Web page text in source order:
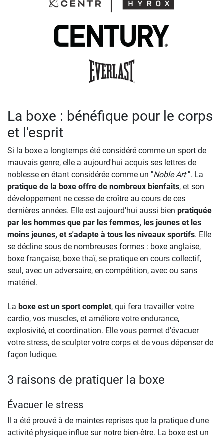
La boxe : bénéfique pour le corps
et l'esprit
Si la boxe a longtemps été considéré comme un sport de
mauvais genre, elle a aujourd'hui acquis ses lettres de
noblesse en étant considérée comme un "Noble Art". La
pratique de la boxe offre de nombreux bienfaits, et son
développement ne cesse de croître au cours de ces
dernières années. Elle est aujourd'hui aussi bien pratiquée
par les hommes que par les femmes, les jeunes et les
moins jeunes, et s'adapte à tous les niveaux sportifs. Elle
se décline sous de nombreuses formes : boxe anglaise,
boxe française, boxe thaï, se pratique en cours collectif,
seul, avec un adversaire, en compétition, avec ou sans
matériel.
La boxe est un sport complet, qui fera travailler votre
cardio, vos muscles, et améliore votre endurance,
explosivité, et coordination. Elle vous permet d'évacuer
votre stress, de sculpter votre corps et de vous dépenser de
façon ludique.
3 raisons de pratiquer la boxe
Évacuer le stress
Il a été prouvé à de maintes reprises que la pratique d'une
activité physique influe sur notre bien-être. La boxe est un